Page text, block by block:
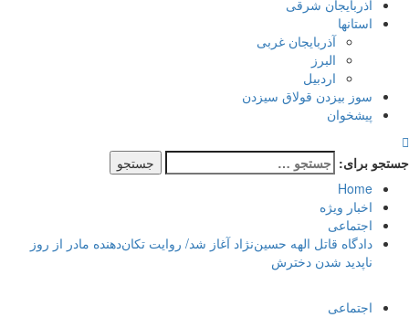
آذربایجان شرقی
استانها
آذربایجان غربی
البرز
اردبیل
سوز بیزدن قولاق سیزدن
پیشخوان
جستجو برای:
Home
اخبار ویژه
اجتماعی
دادگاه قاتل الهه حسین‌نژاد آغاز شد/ روایت تکان‌دهنده مادر از روز
ناپدید شدن دخترش
اجتماعی